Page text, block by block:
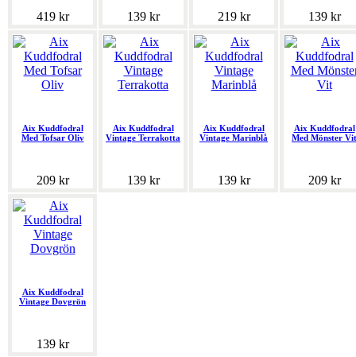
419 kr 139 kr 219 kr 139 kr
Aix Kuddfodral
Med Tofsar Oliv
209 kr
Aix Kuddfodral
Vintage Terrakotta
139 kr
Aix Kuddfodral
Vintage Marinblå
139 kr
Aix Kuddfodral
Med Mönster Vit
209 kr
Aix Kuddfodral
Vintage Dovgrön
139 kr